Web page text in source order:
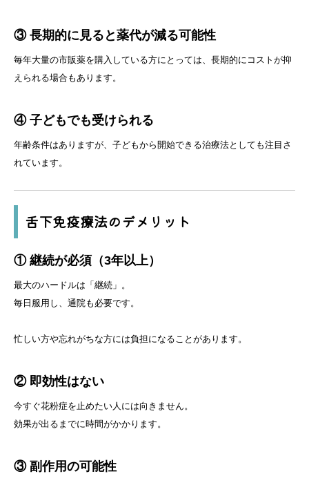
③ 長期的に見ると薬代が減る可能性
毎年大量の市販薬を購入している方にとっては、長期的にコストが抑
えられる場合もあります。
④ 子どもでも受けられる
年齢条件はありますが、子どもから開始できる治療法としても注目さ
れています。
舌下免疫療法のデメリット
① 継続が必須（3年以上）
最大のハードルは「継続」。
毎日服用し、通院も必要です。
忙しい方や忘れがちな方には負担になることがあります。
② 即効性はない
今すぐ花粉症を止めたい人には向きません。
効果が出るまでに時間がかかります。
③ 副作用の可能性